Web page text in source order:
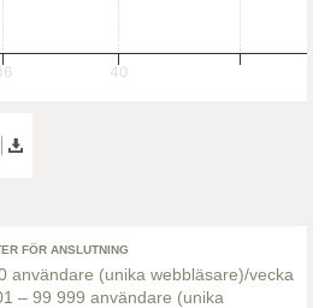
40
FÖR ANSLUTNING
användare (unika webbläsare)/vecka
– 99 999 användare (unika